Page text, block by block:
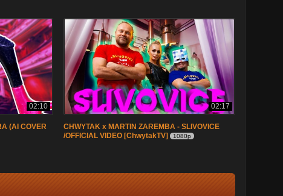
02:10
(AI COVER
02:17
CHWYTAK x MARTIN ZAREMBA - SLIVOVICE
/OFFICIAL VIDEO [ChwytakTV]
1080p